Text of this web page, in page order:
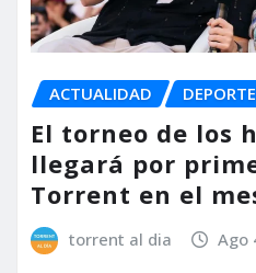
ACTUALIDAD
El torneo de los
llegará por
Torrent en el
torrent al dia Ago